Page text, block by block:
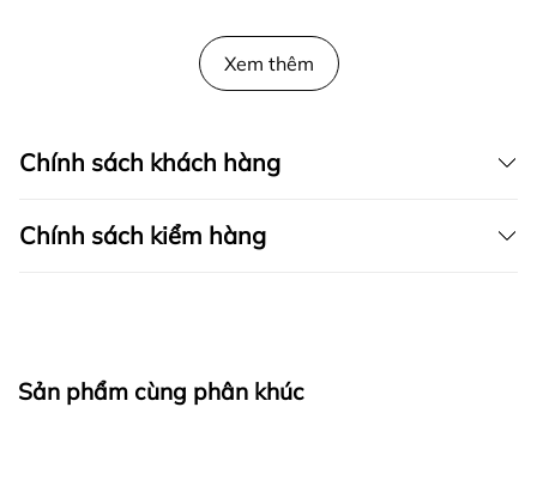
SẢN PHẨM ĐƯỢC THIẾT KẾ BỞI FAPAS
Xem thêm
Chính sách khách hàng
Chính sách kiểm hàng
Sản phẩm cùng phân khúc